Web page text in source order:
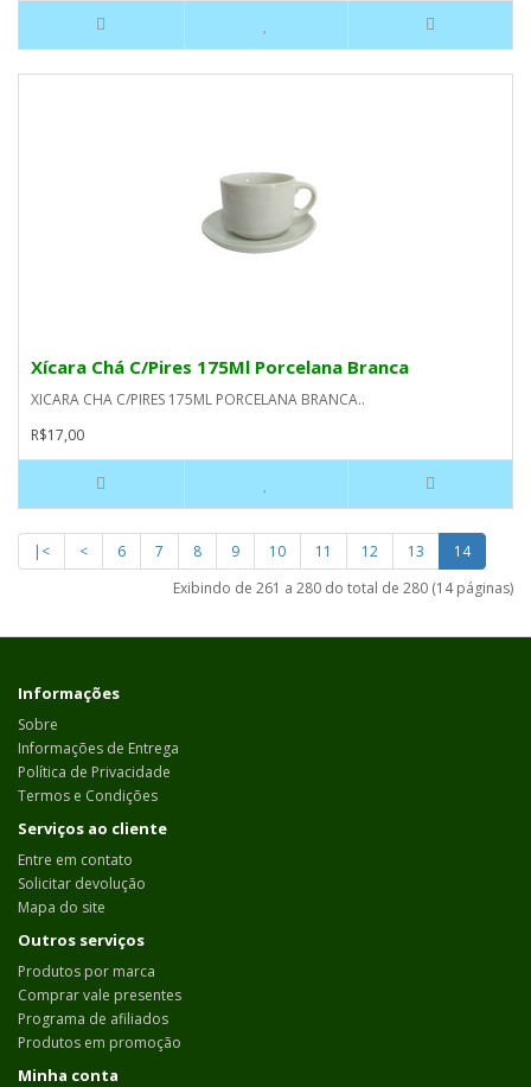
Xícara Chá C/Pires 175Ml Porcelana Branca
XICARA CHA C/PIRES 175ML PORCELANA BRANCA..
R$17,00
|< < 6 7 8 9 10 11 12 13
14
Exibindo de 261 a 280 do total de 280 (14 páginas)
Informações
Sobre
Informações de Entrega
Política de Privacidade
Termos e Condições
Serviços ao cliente
Entre em contato
Solicitar devolução
Mapa do site
Outros serviços
Produtos por marca
Comprar vale presentes
Programa de afiliados
Produtos em promoção
Minha conta